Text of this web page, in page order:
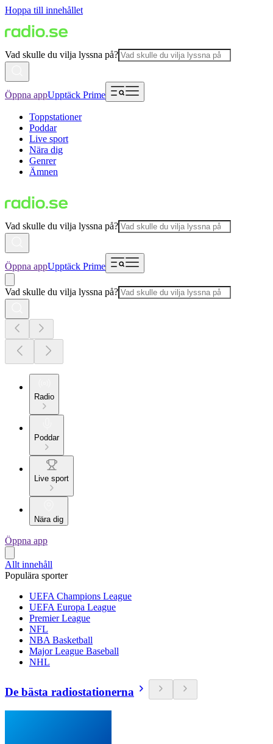
Hoppa till innehållet
Vad skulle du vilja lyssna på?
Öppna appUpptäck Prime
Toppstationer
Poddar
Live sport
Nära dig
Genrer
Ämnen
Vad skulle du vilja lyssna på?
Öppna appUpptäck Prime
Vad skulle du vilja lyssna på?
Radio
Poddar
Live sport
Nära dig
Öppna app
Allt innehåll
Populära sporter
UEFA Champions League
UEFA Europa League
Premier League
NFL
NBA Basketball
Major League Baseball
NHL
De bästa radiostationerna